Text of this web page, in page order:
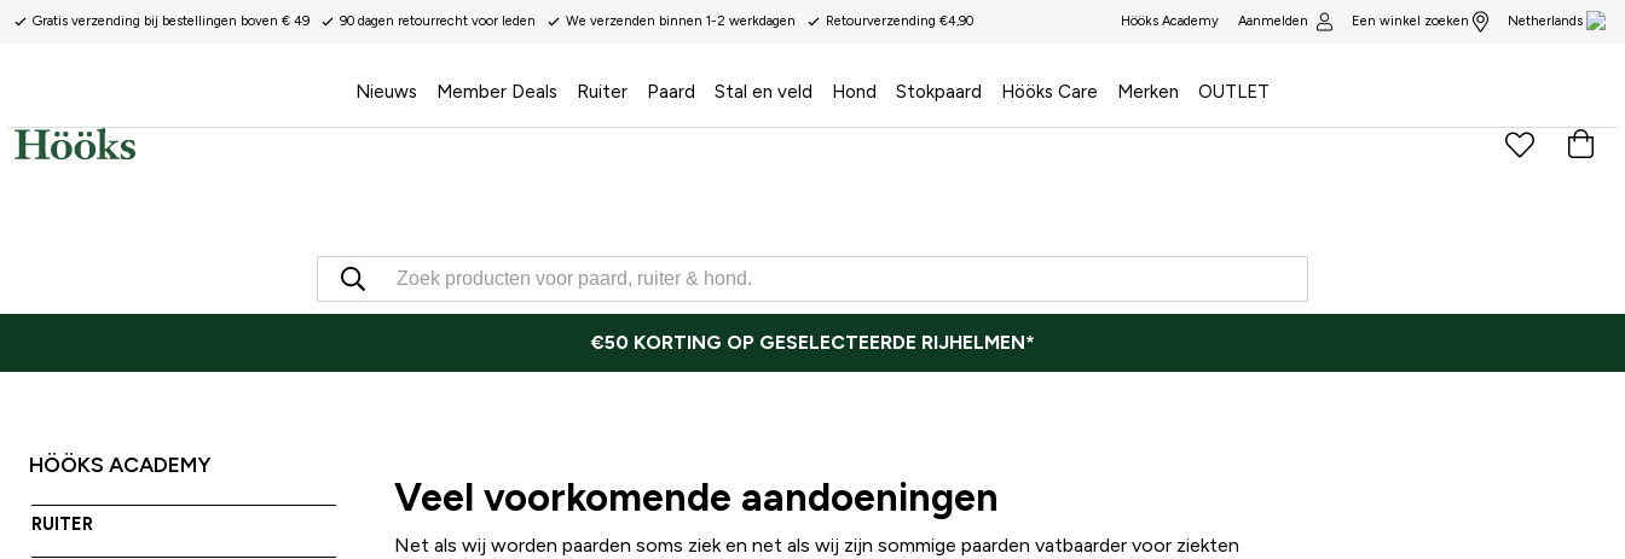
Gratis verzending bij bestellingen boven € 49 90 dagen retourrecht voor leden We verzenden binnen 1-2 werkdagen Retourverzending €4,90 Hööks Academy Aanmelden Een winkel zoeken Netherlands
Nieuws Member Deals Ruiter Paard Stal en veld Hond Stokpaard Hööks Care Merken OUTLET
€50 KORTING OP GESELECTEERDE RIJHELMEN*
HÖÖKS ACADEMY
RUITER
Veel voorkomende aandoeningen
Net als wij worden paarden soms ziek en net als wij zijn sommige paarden vatbaarder voor ziekten